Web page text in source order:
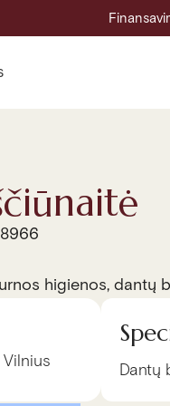
higienos, dantų
Dantų